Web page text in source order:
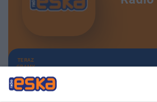
TERAZ
GRAMY